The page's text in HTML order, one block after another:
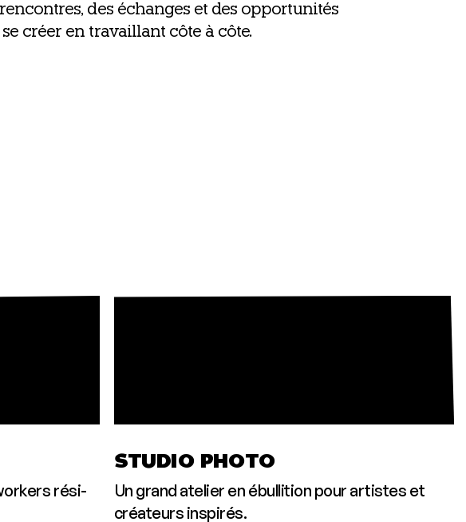
des échanges et des oppor­tu­ni­tés
créer en tra­vaillant côte à côte.
rési­
STUDIO PHOTO
Un grand ate­lier en ébul­li­tion pour artistes et
créa­teurs inspirés.